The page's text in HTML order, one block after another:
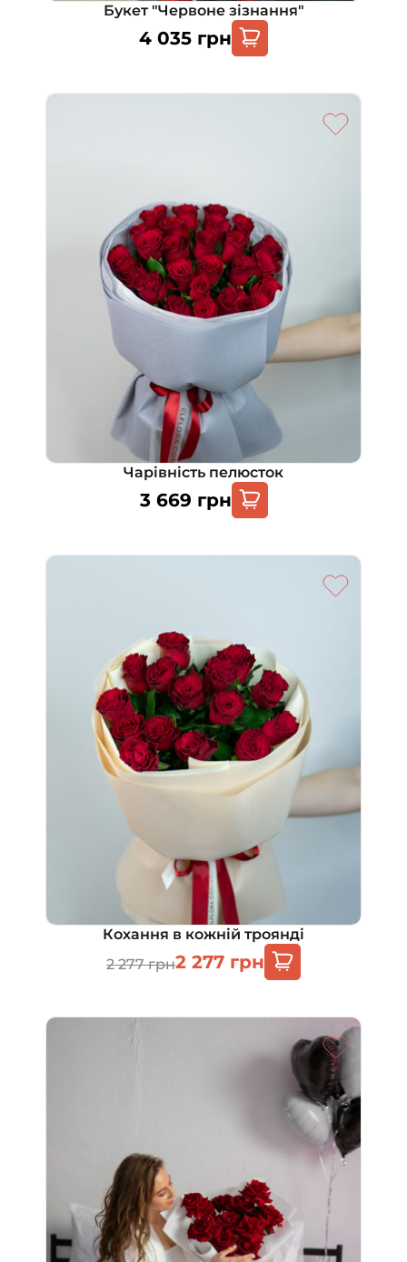
Букет "Червоне зізнання"
4 035 грн
Чарівність пелюсток
3 669 грн
Кохання в кожній троянді
2 277 грн2 277 грн